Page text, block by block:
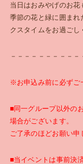
当日はおみやげのお
季節の花と緑に囲まれ
クスタイムをお過ごし
－－－－－－－－－－
※お申込み前に必ずご
■同一グループ以外の
場合がございます。
ご了承のほどお願い申
■当イベントは事前決